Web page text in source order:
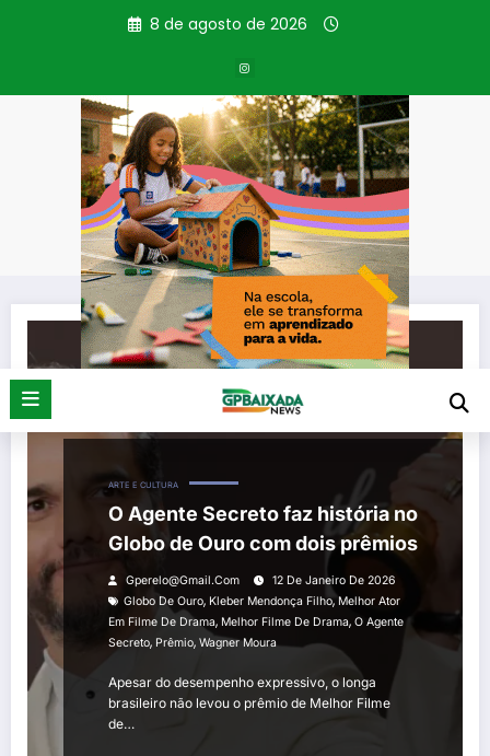
8 de agosto de 2026
Tag: Globo de Ouro
Página inicial Globo de Ouro
ARTE E CULTURA
O Agente Secreto faz história no
Globo de Ouro com dois prêmios
Gperelo@gmail.com
12 De Janeiro De 2026
Globo De Ouro, Kleber Mendonça Filho, Melhor Ator
Em Filme De Drama, Melhor Filme De Drama, O Agente
Secreto, Prêmio, Wagner Moura
Apesar do desempenho expressivo, o longa
brasileiro não levou o prêmio de Melhor Filme
de…